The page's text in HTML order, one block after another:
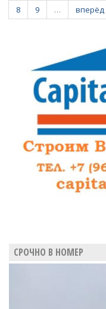
без
акрилонитрилом
8
9 … вперёд
СРОЧНО В НОМЕР